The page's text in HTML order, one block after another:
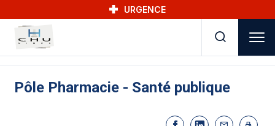
URGENCE
Pôle Pharmacie - Santé publique